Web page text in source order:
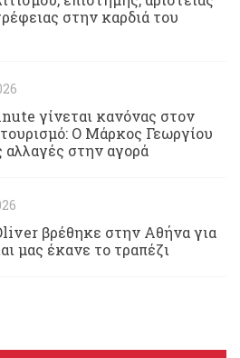
στην καρδιά του
γίνεται κανόνας στον
Ο Μάρκος Γεωργίου
αλλαγές στην αγορά
βρέθηκε στην Αθήνα για
μας έκανε το τραπέζι